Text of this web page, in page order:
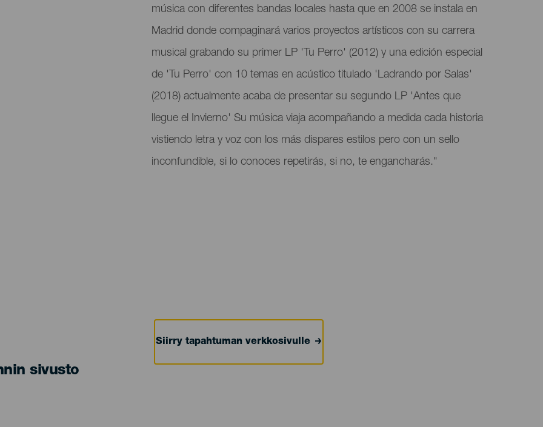
música con diferentes bandas locales hasta que en 2008 se instala en
Madrid donde compaginará varios proyectos artísticos con su carrera
musical grabando su primer LP 'Tu Perro' (2012) y una edición especial
de 'Tu Perro' con 10 temas en acústico titulado 'Ladrando por Salas'
(2018) actualmente acaba de presentar su segundo LP 'Antes que
llegue el Invierno' Su música viaja acompañando a medida cada historia
vistiendo letra y voz con los más dispares estilos pero con un sello
inconfundible, si lo conoces repetirás, si no, te engancharás."
sivusto
Siirry tapahtuman verkkosivulle